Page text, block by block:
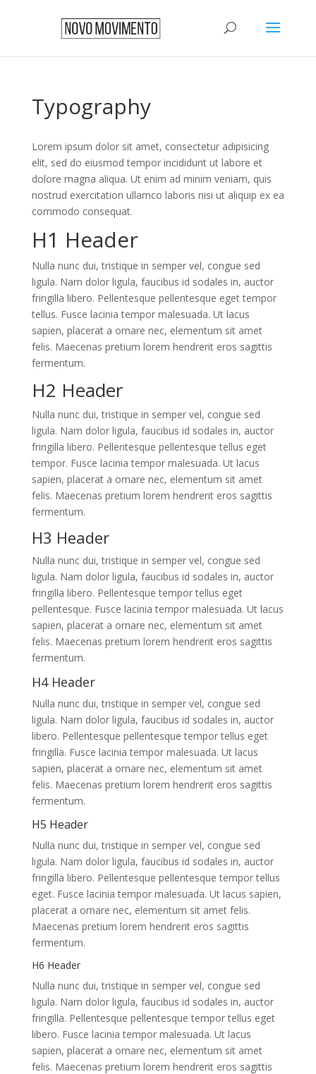
Typography
Lorem ipsum dolor sit amet, consectetur adipisicing
elit, sed do eiusmod tempor incididunt ut labore et
dolore magna aliqua. Ut enim ad minim veniam, quis
nostrud exercitation ullamco laboris nisi ut aliquip ex ea
commodo consequat.
H1 Header
Nulla nunc dui, tristique in semper vel, congue sed
ligula. Nam dolor ligula, faucibus id sodales in, auctor
fringilla libero. Pellentesque pellentesque eget tempor
tellus. Fusce lacinia tempor malesuada. Ut lacus
sapien, placerat a ornare nec, elementum sit amet
felis. Maecenas pretium lorem hendrerit eros sagittis
fermentum.
H2 Header
Nulla nunc dui, tristique in semper vel, congue sed
ligula. Nam dolor ligula, faucibus id sodales in, auctor
fringilla libero. Pellentesque pellentesque tellus eget
tempor. Fusce lacinia tempor malesuada. Ut lacus
sapien, placerat a ornare nec, elementum sit amet
felis. Maecenas pretium lorem hendrerit eros sagittis
fermentum.
H3 Header
Nulla nunc dui, tristique in semper vel, congue sed
ligula. Nam dolor ligula, faucibus id sodales in, auctor
fringilla libero. Pellentesque tempor tellus eget
pellentesque. Fusce lacinia tempor malesuada. Ut lacus
sapien, placerat a ornare nec, elementum sit amet
felis. Maecenas pretium lorem hendrerit eros sagittis
fermentum.
H4 Header
Nulla nunc dui, tristique in semper vel, congue sed
ligula. Nam dolor ligula, faucibus id sodales in, auctor
libero. Pellentesque pellentesque tempor tellus eget
fringilla. Fusce lacinia tempor malesuada. Ut lacus
sapien, placerat a ornare nec, elementum sit amet
felis. Maecenas pretium lorem hendrerit eros sagittis
fermentum.
H5 Header
Nulla nunc dui, tristique in semper vel, congue sed
ligula. Nam dolor ligula, faucibus id sodales in, auctor
fringilla libero. Pellentesque pellentesque tempor tellus
eget. Fusce lacinia tempor malesuada. Ut lacus sapien,
placerat a ornare nec, elementum sit amet felis.
Maecenas pretium lorem hendrerit eros sagittis
fermentum.
H6 Header
Nulla nunc dui, tristique in semper vel, congue sed
ligula. Nam dolor ligula, faucibus id sodales in, auctor
fringilla. Pellentesque pellentesque tempor tellus eget
libero. Fusce lacinia tempor malesuada. Ut lacus
sapien, placerat a ornare nec, elementum sit amet
felis. Maecenas pretium lorem hendrerit eros sagittis